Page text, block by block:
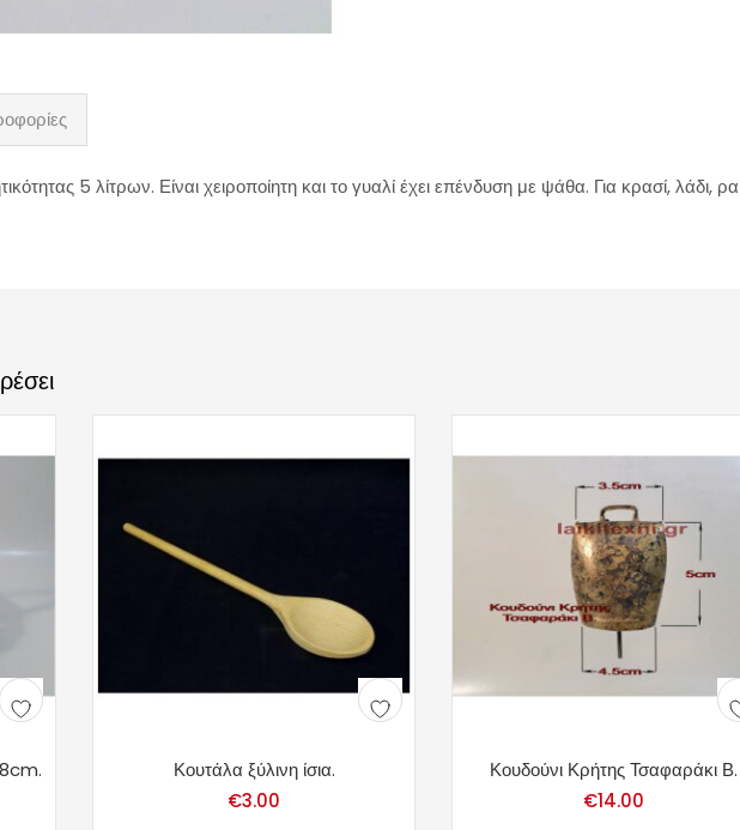
5 λίτρων. Είναι χειροποίητη και το γυαλί έχει επένδυση με ψάθα. Για κρασί, λάδι,
Κουτάλα ξύλινη ίσια.
€3.00
Κουδούνι Κρήτης Τσαφαράκι Β.
€14.00